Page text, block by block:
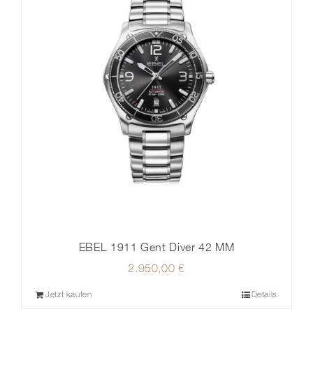
EBEL 1911 Gent Diver 42 MM
2.950,00€
Jetzt kaufen Details